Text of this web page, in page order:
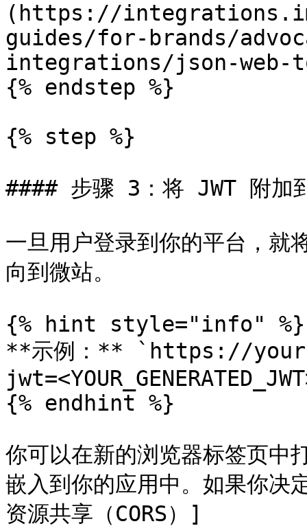
(https://
guides/for-brands/
integrations/json-web-
{% endstep %}
{% step %}
#### 步骤 3：将 JWT 附加
一旦用户登录到你的平台，
向到微站。
{% hint style="info" %}
**示例：** `https://
{% endhint %}
你可以在新的浏览器标签页
嵌入到你的应用中。如果你
资源共享（CORS）]